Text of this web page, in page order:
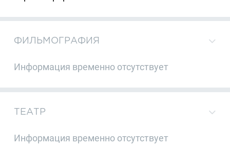
ФИЛЬМОГРАФИЯ
Информация временно отсутствует
ТЕАТР
Информация временно отсутствует